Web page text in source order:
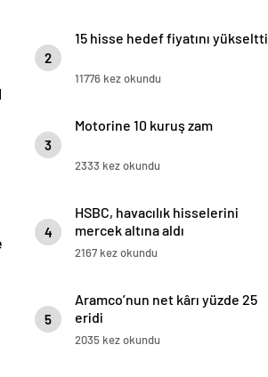
2
15 hisse hedef fiyatını yükseltti
11776 kez okundu
3
Motorine 10 kuruş zam
2333 kez okundu
4
HSBC, havacılık hisselerini
mercek altına aldı
2167 kez okundu
5
Aramco’nun net kârı yüzde 25
eridi
2035 kez okundu